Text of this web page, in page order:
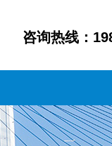
咨询热线：